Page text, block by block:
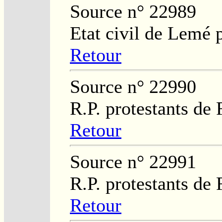
Source n° 22989
Etat civil de Lemé
Retour
Source n° 22990
R.P. protestants
Retour
Source n° 22991
R.P. protestants
Retour